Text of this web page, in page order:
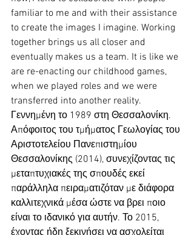
familiar to me and with their assistance
to create the images I imagine. Working
together brings us all closer and
eventually makes us a team. It is like we
are re-enacting our childhood games,
when we played roles and we were
transferred into another reality.
Γεννημένη το 1989 στη Θεσσαλονίκη.
Απόφοιτος του τμήματος Γεωλογίας του
Αριστοτελείου Πανεπιστημίου
Θεσσαλονίκης (2014), συνεχίζοντας τις
μεταπτυχιακές της σπουδές εκεί
παράλληλα πειραματιζόταν με διάφορα
καλλιτεχνικά μέσα ώστε να βρει ποιο
είναι το ιδανικό για αυτήν. Το 2015,
έχοντας ήδη ξεκινήσει να ασχολείται